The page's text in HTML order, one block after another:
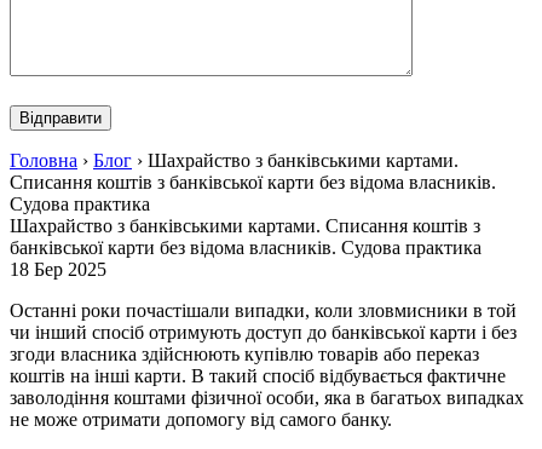
leave
this
field
empty.
Головна › Блог › Шахрайство з банківськими картами.
Списання коштів з банківської карти без відома власників.
Судова практика
Шахрайство з банківськими картами. Списання коштів з
банківської карти без відома власників. Судова практика
18 Бер 2025
Останні роки почастішали випадки, коли зловмисники в той
чи інший спосіб отримують доступ до банківської карти і без
згоди власника здійснюють купівлю товарів або переказ
коштів на інші карти. В такий спосіб відбувається фактичне
заволодіння коштами фізичної особи, яка в багатьох випадках
не може отримати допомогу від самого банку.